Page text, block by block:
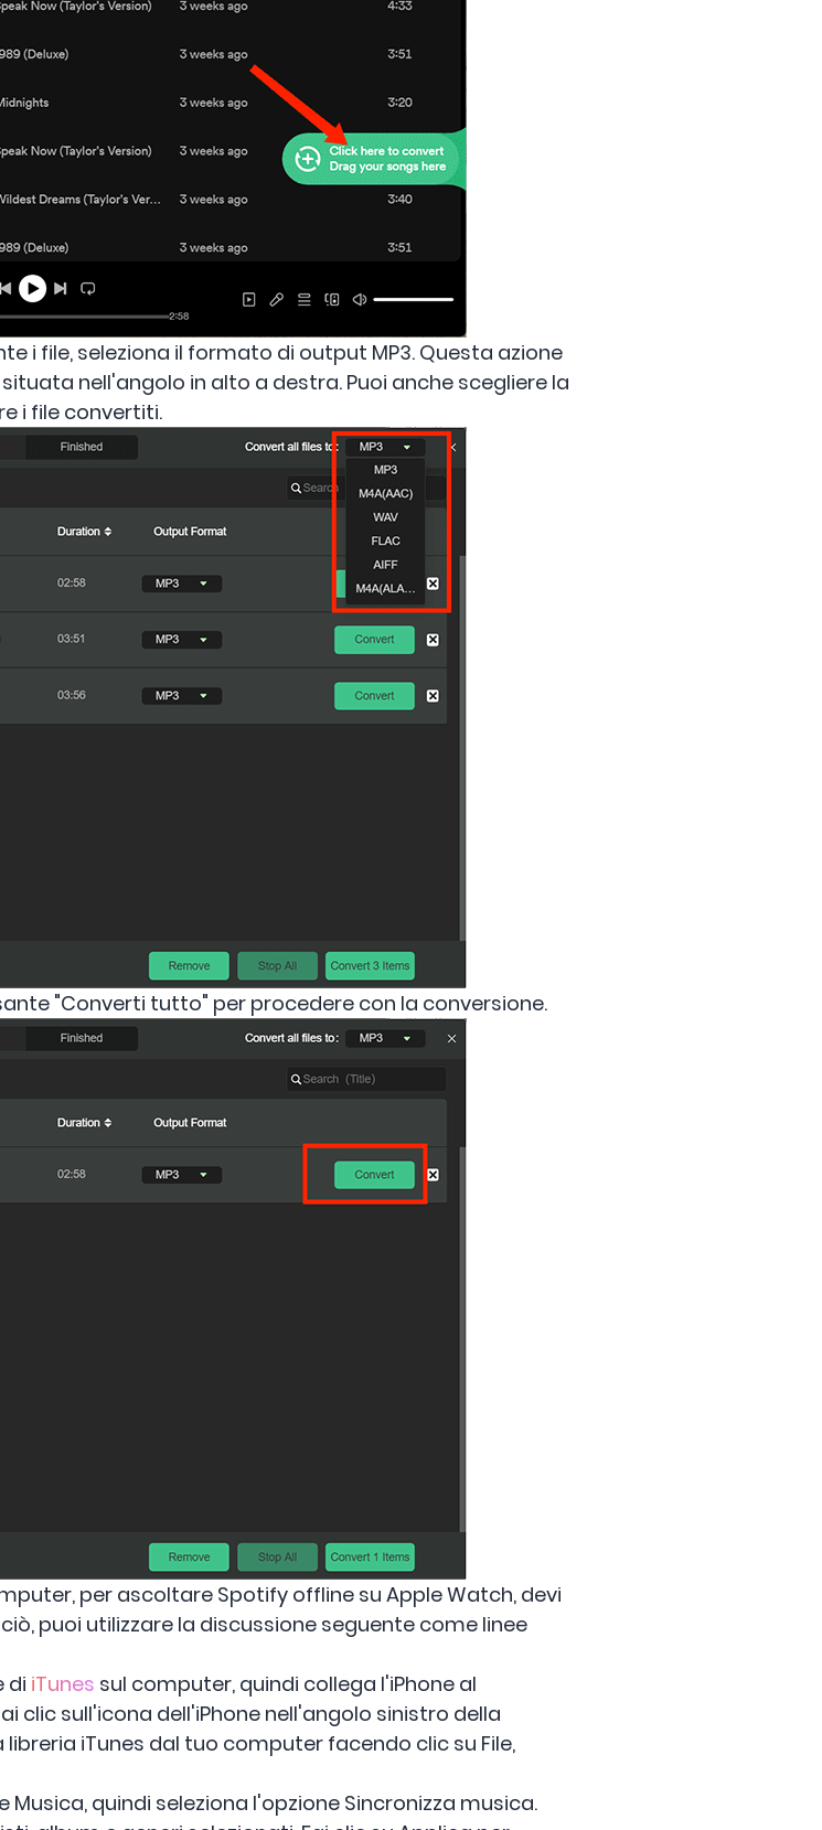
i file, seleziona il formato di output MP3. Questa azione
nell'angolo in alto a destra. Puoi anche scegliere la
i file convertiti.
"Converti tutto" per procedere con la conversione.
per ascoltare Spotify offline su Apple Watch, devi
puoi utilizzare la discussione seguente come linee
di iTunes sul computer, quindi collega l'iPhone al
clic sull'icona dell'iPhone nell'angolo sinistro della
iTunes dal tuo computer facendo clic su File,
quindi seleziona l'opzione Sincronizza musica.